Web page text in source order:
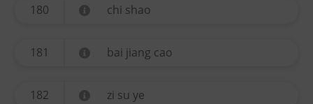
180 chi shao
181 bai jiang cao
182 zi su ye